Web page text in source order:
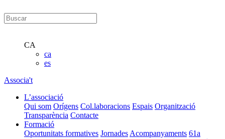
CA
ca
es
Associa't
L’associació
Qui som Orígens Col.laboracions Espais Organització
Transparència Contacte
Formació
Oportunitats formatives Jornades Acompanyaments 61a